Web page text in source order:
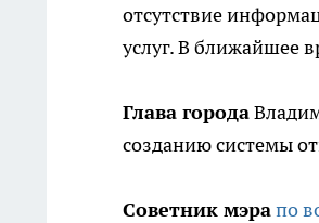
отсутствие
услуг. В ближайшее
​Глава города
созданию системы
Советник мэрапо